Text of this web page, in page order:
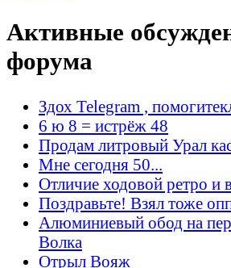
Активные
форума
Здох Telegram ,
6 ю 8 = истрёж 48
Продам литровый Урал
Мне сегодня 50...
Отличие ходовой ретро и
Поздравьте! Взял тоже
Алюминиевый обод на
Волка
Отрыл Вояж